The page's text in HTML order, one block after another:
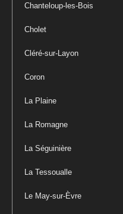
Chanteloup-les-Bois
Cholet
Cléré-sur-Layon
Coron
La Plaine
La Romagne
La Séguinière
La Tessoualle
Le May-sur-Èvre